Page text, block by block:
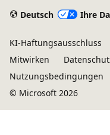
Deutsch Ihre
KI-Haftungsausschluss
Mitwirken
Nutzungsbedingungen
© Microsoft 2026